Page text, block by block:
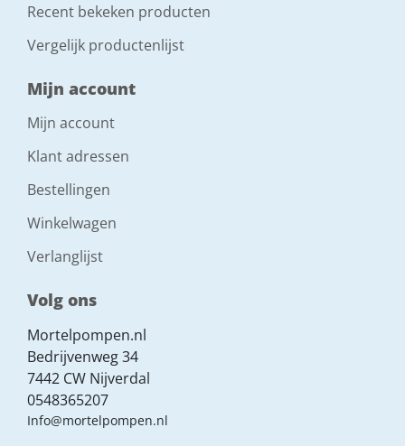
Recent bekeken producten
Vergelijk productenlijst
Mijn account
Mijn account
Klant adressen
Bestellingen
Winkelwagen
Verlanglijst
Volg ons
Mortelpompen.nl
Bedrijvenweg 34
7442 CW Nijverdal
0548365207
Info@mortelpompen.nl